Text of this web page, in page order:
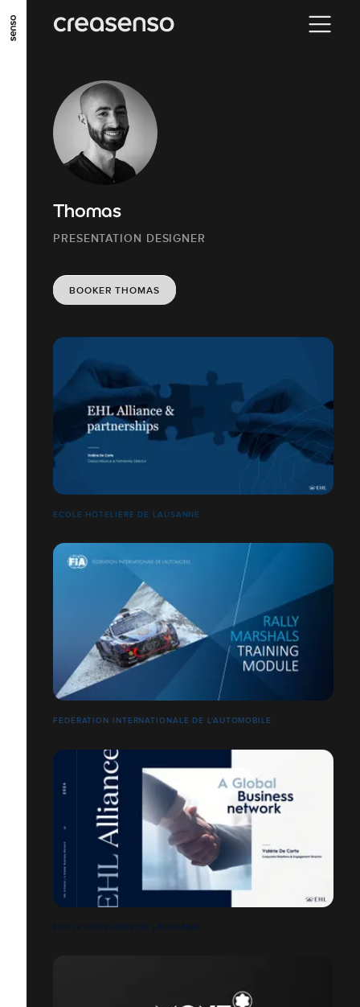
ALLER AU CONTENU PRINCIPAL
ALLER EN BAS DE PAGE
Thomas
PRESENTATION DESIGNER
BOOKER THOMAS
ÉCOLE HÔTELIÈRE DE LAUSANNE
FÉDÉRATION INTERNATIONALE DE L'AUTOMOBILE
ÉCOLE HÔTELIÈRE DE LAUSANNE